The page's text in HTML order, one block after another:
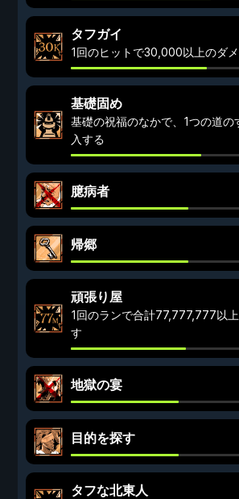
タフガイ
1回のヒットで30,000以上のダ
基礎固め
基礎の祝福のなかで、1つの道の
入する
臆病者
帰郷
頑張り屋
1回のランで合計77,777,777以
す
地獄の宴
目的を探す
タフな北東人